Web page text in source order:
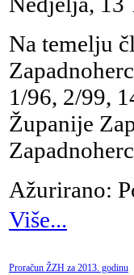
Na temelju
1/96, 2/99,
Županije
Ažurirano:
Više...
Proračun ŽZH za 2013. godinu